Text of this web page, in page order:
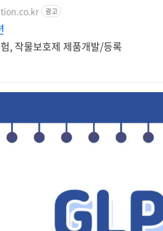
광고
, 작물보호제 제품개발/등록